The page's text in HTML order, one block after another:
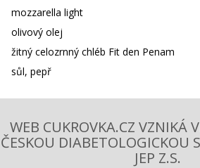
mozzarella light
olivový olej
žitný celozrnný chléb Fit den Penam
sůl, pepř
WEB CUKROVKA.CZ VZNIKÁ
ČESKOU DIABETOLOGICKOU
JEP Z.S.